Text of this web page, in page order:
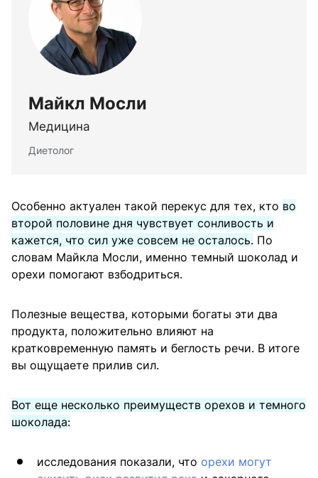
Майкл Мосли
Медицина
Диетолог
Особенно актуален такой перекус для тех, кто во
второй половине дня чувствует сонливость и
кажется, что сил уже совсем не осталось. По
словам Майкла Мосли, именно темный шоколад и
орехи помогают взбодриться.
Полезные вещества, которыми богаты эти два
продукта, положительно влияют на
кратковременную память и беглость речи. В итоге
вы ощущаете прилив сил.
Вот еще несколько преимуществ орехов и темного
шоколада:
исследования показали, что орехи могут